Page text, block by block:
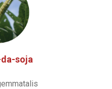
soja